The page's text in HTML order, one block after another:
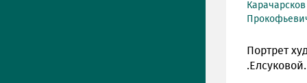
Портрет
.Елсуковой.